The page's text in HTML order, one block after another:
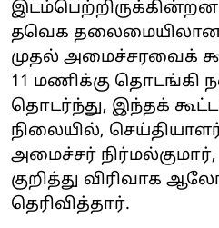
தவெக தலைமையிலான
முதல் அமைச்சரவைக்
11 மணிக்கு தொடங்கி
தொடர்ந்து, இந்தக்
நிலையில்,
அமைச்சர்
குறித்து விரிவாக
தெரிவித்தார்.